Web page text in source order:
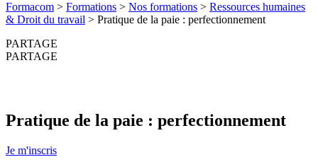
Formacom > Formations > Nos formations > Ressources humaines
& Droit du travail > Pratique de la paie : perfectionnement
PARTAGE
PARTAGE
Pratique de la paie : perfectionnement
Je m'inscris